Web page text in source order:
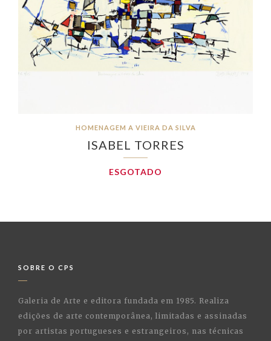
HOMENAGEM A VIEIRA DA SILVA
ISABEL TORRES
ESGOTADO
SOBRE O CPS
Galeria de Arte e editora fundada em 1985. Realiza
edições de arte contemporânea, limitadas e assinadas
por artistas portugueses e estrangeiros, nas técnicas